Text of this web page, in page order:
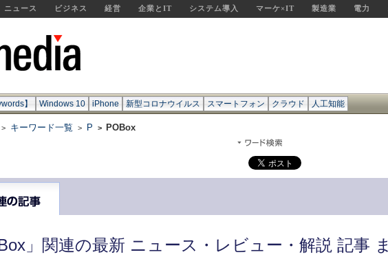
ニュース ビジネス 経営 企業とIT システム導入 マーケ×IT 製造業 電力
】 Windows 10 iPhone 新型コロナウイルス スマートフォン クラウド 人工知能
> キーワード一覧 > P > POBox
」関連の最新 ニュース・レビュー・解説 記事 ま